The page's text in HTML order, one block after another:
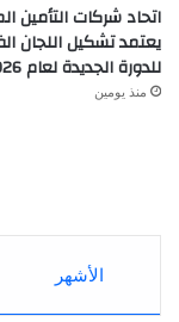
اتحاد شركات التأمين
يعتمد تشكيل اللجان
للدورة الجديدة لعام 2026
منذ يومين
الأشهر